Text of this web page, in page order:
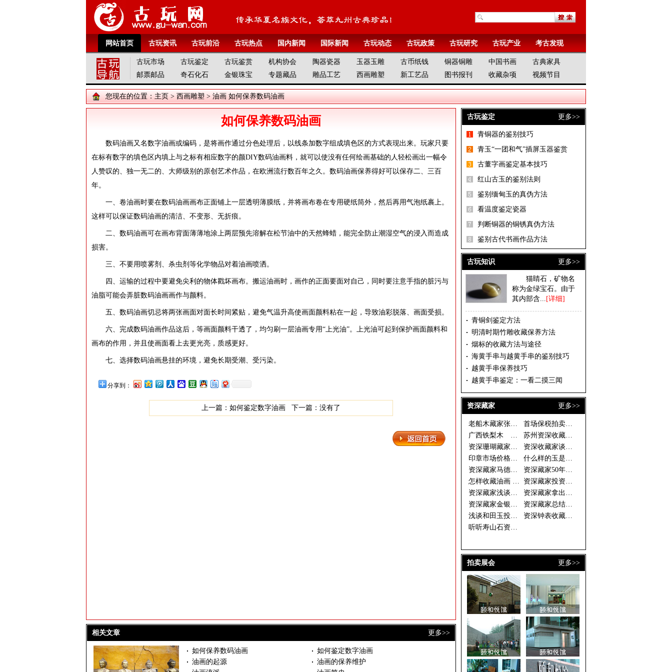
网站首页 古玩资讯 古玩前沿 古玩热点 国内新闻 国际新闻 古玩动态 古玩政策 古玩研究 古玩产业 考古发现
古玩市场 古玩鉴定 古玩鉴赏 机构协会 陶器瓷器 玉器玉雕 古币纸钱 铜器铜雕 中国书画
古典家具
邮票邮品
奇石化石 金银珠宝 专题藏品 雕品工艺 西画雕塑 新工艺品 图书报刊 收藏杂项 视频节目
您现在的位置： 主页 > 西画雕塑 > 油画 如何保养数码油画
如何保养数码油画
数码油画又名数字油画或编码，是将画作通过分色处理后，以线条加数字组成填色区的方式表现出来。玩家只要
在标有数字的填色区内填上与之标有相应数字的颜DIY数码油画料，就可以使没有任何绘画基础的人轻松画出一幅令
人赞叹的、独一无二的、大师级别的原创艺术作品，在欧洲流行数百年之久。数码油画保养得好可以保存二、三百
年。
一、卷油画时要在数码油画画布正面铺上一层透明薄膜纸，并将画布卷在专用硬纸筒外，然后再用气泡纸裹上。
这样可以保证数码油画的清洁、不变形、无折痕。
二、数码油画可在画布背面薄薄地涂上两层预先溶解在松节油中的天然蜂蜡，能完全防止潮湿空气的浸入而造成
损害。
三、不要用喷雾剂、杀虫剂等化学物品对着油画喷洒。
四、运输的过程中要避免尖利的物体戳坏画布。搬运油画时，画作的正面要面对自己，同时要注意手指的脏污与
油脂可能会弄脏数码油画画作与颜料。
五、数码油画切忌将两张画面对面长时间紧贴，避免气温升高使画面颜料粘在一起，导致油彩脱落、画面受损。
六、完成数码油画作品这后，等画面颜料干透了，均匀刷一层油画专用“上光油”。上光油可起到保护画面颜料和
画布的作用，并且使画面看上去更光亮，质感更好。
七、选择数码油画悬挂的环境，避免长期受潮、受污染。
分享到：
上一篇： 如何鉴定数字油画 下一篇：没有了
更多>>
相关文章
如何保养数码油画
如何鉴定数字油画
油画的起源
油画的保养维护
更多>>
古玩鉴定
青铜器的鉴别技巧
青玉“一团和气”插屏玉器鉴赏
古董字画鉴定基本技巧
红山古玉的鉴别法则
鉴别缅甸玉的真伪方法
看温度鉴定瓷器
判断铜器的铜锈真伪方法
鉴别古代书画作品方法
更多>>
古玩知识
猫睛石，矿物名
称为金绿宝石。由于
其内部含... [详细]
青铜剑鉴定方法
明清时期竹雕收藏保养方法
烟标的收藏方法与途径
海黄手串与越黄手串的鉴别技巧
越黄手串保养技巧
越黄手串鉴定：一看二摸三闻
更多>>
资深藏家
老船木藏家张有峰
首场保税拍卖落幕 西洋座钟银器
广西铁梨木 古拙淳朴藏价值
苏州资深收藏家温故轩谈收藏之二
资深珊瑚藏家说法
资深收藏家谈如何慧眼捡漏 一幅
印章市场价格倒挂 资深藏家期待
什么样的玉是好玉 资深藏家眼中
资深藏家马德光的投资秘诀
资深藏家50年藏古钱万余枚
怎样收藏油画 资深藏家开出三大
资深藏家投资须选书画中的“潜力
资深藏家浅谈和田玉收藏
资深藏家拿出珍藏办“徐乐乐作品
资深藏家金银器价格稳步上升 收
资深藏家总结的连环画收藏三字经
浅谈和田玉投资做一个成功的收藏
资深钟表收藏家谈钟论表
听听寿山石资深藏家的收藏经
更多>>
拍卖展会